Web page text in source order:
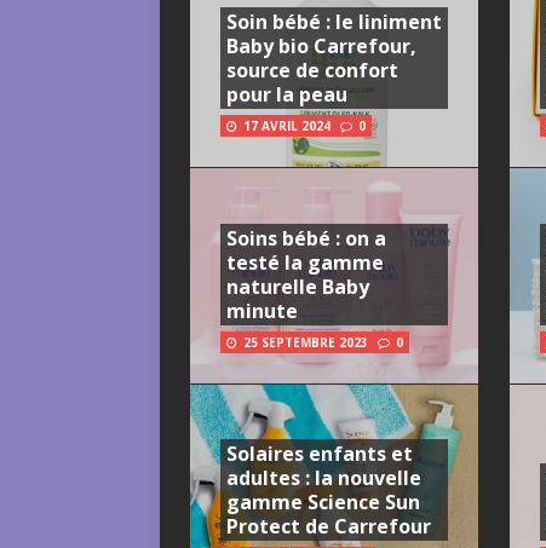
Soin bébé : le liniment
Baby bio Carrefour,
source de confort
pour la peau
17 AVRIL 2024 0
Soins bébé : on a
testé la gamme
naturelle Baby
minute
25 SEPTEMBRE 2023 0
Solaires enfants et
adultes : la nouvelle
gamme Science Sun
Protect de Carrefour